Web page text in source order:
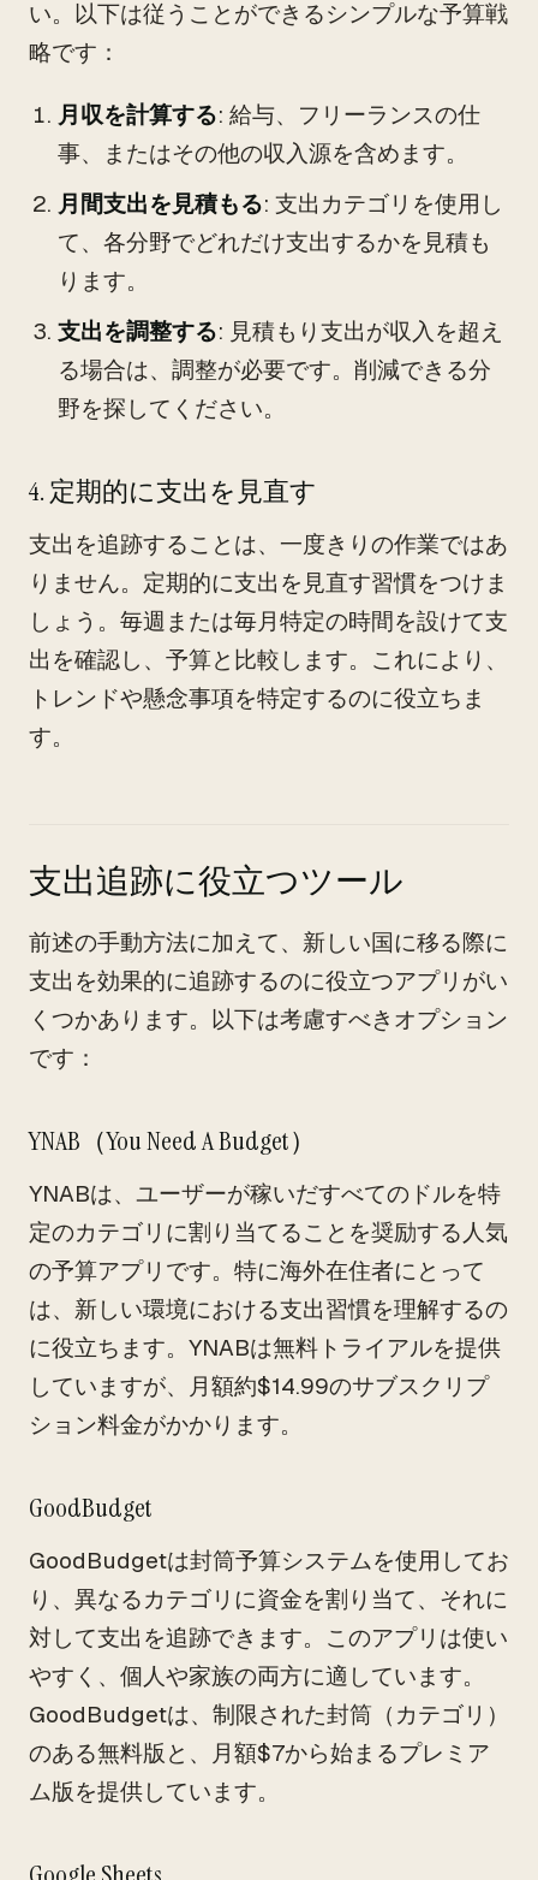
い。以下は従うことができるシンプルな予算戦
略です：
月収を計算する: 給与、フリーランスの仕
事、またはその他の収入源を含めます。
月間支出を見積もる: 支出カテゴリを使用し
て、各分野でどれだけ支出するかを見積も
ります。
支出を調整する: 見積もり支出が収入を超え
る場合は、調整が必要です。削減できる分
野を探してください。
4. 定期的に支出を見直す
支出を追跡することは、一度きりの作業ではあ
りません。定期的に支出を見直す習慣をつけま
しょう。毎週または毎月特定の時間を設けて支
出を確認し、予算と比較します。これにより、
トレンドや懸念事項を特定するのに役立ちま
す。
支出追跡に役立つツール
前述の手動方法に加えて、新しい国に移る際に
支出を効果的に追跡するのに役立つアプリがい
くつかあります。以下は考慮すべきオプション
です：
YNAB（You Need A Budget）
YNABは、ユーザーが稼いだすべてのドルを特
定のカテゴリに割り当てることを奨励する人気
の予算アプリです。特に海外在住者にとって
は、新しい環境における支出習慣を理解するの
に役立ちます。YNABは無料トライアルを提供
していますが、月額約$14.99のサブスクリプ
ション料金がかかります。
GoodBudget
GoodBudgetは封筒予算システムを使用してお
り、異なるカテゴリに資金を割り当て、それに
対して支出を追跡できます。このアプリは使い
やすく、個人や家族の両方に適しています。
GoodBudgetは、制限された封筒（カテゴリ）
のある無料版と、月額$7から始まるプレミア
ム版を提供しています。